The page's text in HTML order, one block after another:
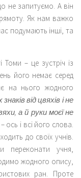
не запитуємо. А він
Як нам важко
подумають інші, та
Томи – це зустріч із
його немає серед
на нього жодного
від цвяхів і не
а й руки моєї не
– ось і всі його слова.
до своїх учнів.
переконати учня,
жодного опису,
ран. Проте